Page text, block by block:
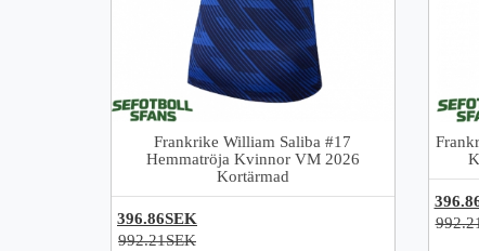
Frankrike William Saliba #17
Hemmatröja Kvinnor VM 2026
Kortärmad
396.86SEK
992.21SEK